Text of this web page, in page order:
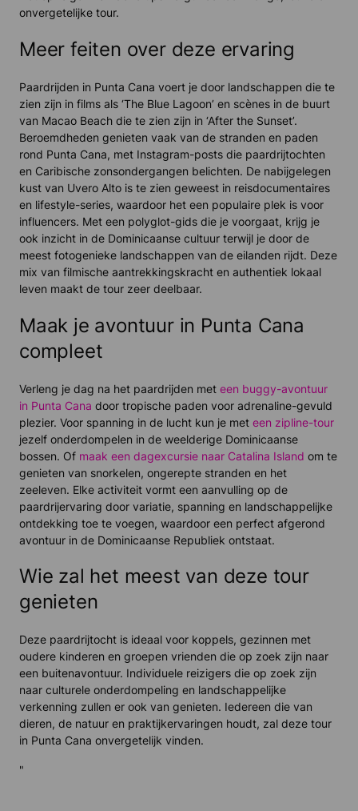
onvergetelijke tour.
Meer feiten over deze ervaring
Paardrijden in Punta Cana voert je door landschappen die te
zien zijn in films als ‘The Blue Lagoon’ en scènes in de buurt
van Macao Beach die te zien zijn in ‘After the Sunset’.
Beroemdheden genieten vaak van de stranden en paden
rond Punta Cana, met Instagram-posts die paardrijtochten
en Caribische zonsondergangen belichten. De nabijgelegen
kust van Uvero Alto is te zien geweest in reisdocumentaires
en lifestyle-series, waardoor het een populaire plek is voor
influencers. Met een polyglot-gids die je voorgaat, krijg je
ook inzicht in de Dominicaanse cultuur terwijl je door de
meest fotogenieke landschappen van de eilanden rijdt. Deze
mix van filmische aantrekkingskracht en authentiek lokaal
leven maakt de tour zeer deelbaar.
Maak je avontuur in Punta Cana
compleet
Verleng je dag na het paardrijden met een buggy-avontuur
in Punta Cana door tropische paden voor adrenaline-gevuld
plezier. Voor spanning in de lucht kun je met een zipline-tour
jezelf onderdompelen in de weelderige Dominicaanse
bossen. Of maak een dagexcursie naar Catalina Island om te
genieten van snorkelen, ongerepte stranden en het
zeeleven. Elke activiteit vormt een aanvulling op de
paardrijervaring door variatie, spanning en landschappelijke
ontdekking toe te voegen, waardoor een perfect afgerond
avontuur in de Dominicaanse Republiek ontstaat.
Wie zal het meest van deze tour
genieten
Deze paardrijtocht is ideaal voor koppels, gezinnen met
oudere kinderen en groepen vrienden die op zoek zijn naar
een buitenavontuur. Individuele reizigers die op zoek zijn
naar culturele onderdompeling en landschappelijke
verkenning zullen er ook van genieten. Iedereen die van
dieren, de natuur en praktijkervaringen houdt, zal deze tour
in Punta Cana onvergetelijk vinden.
"